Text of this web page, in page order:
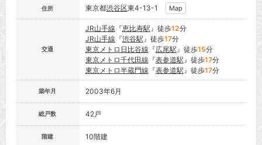
住所 東京都渋谷区東4-13-1 Map
交通
JR山手線 『恵比寿駅』徒歩12分
JR山手線 『渋谷駅』徒歩17分
東京メトロ日比谷線 『広尾駅』徒歩15分
東京メトロ千代田線 『表参道駅』徒歩17分
東京メトロ半蔵門線 『表参道駅』徒歩17分
築年月 2003年6月
総戸数 42戸
階建 10階建